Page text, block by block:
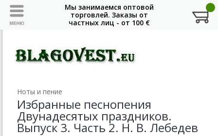
Ноты и пение
Избранные песнопения
Двунадесятых праздников.
Выпуск 3. Часть 2. Н. В. Лебедев